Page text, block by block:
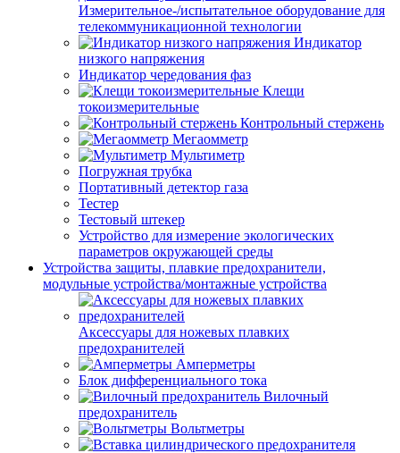
Измерительное-/испытательное оборудование для
телекоммуникационной технологии
Индикатор
низкого напряжения
Индикатор чередования фаз
Клещи
токоизмерительные
Контрольный стержень
Мегаомметр
Мультиметр
Погружная трубка
Портативный детектор газа
Тестер
Тестовый штекер
Устройство для измерение экологических
параметров окружающей среды
Устройства защиты, плавкие предохранители,
модульные устройства/монтажные устройства
Аксессуары для ножевых плавких
предохранителей
Амперметры
Блок дифференциального тока
Вилочный
предохранитель
Вольтметры